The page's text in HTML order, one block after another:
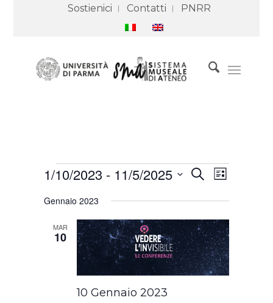
Sostienici Contatti PNRR
Eventi Eventi
Ricerca
Navigazione
CercaEvento
Viste
Lista
1/10/2023 - 11/5/2025
data.
Gennaio 2023
MAR
10
10 Gennaio 2023